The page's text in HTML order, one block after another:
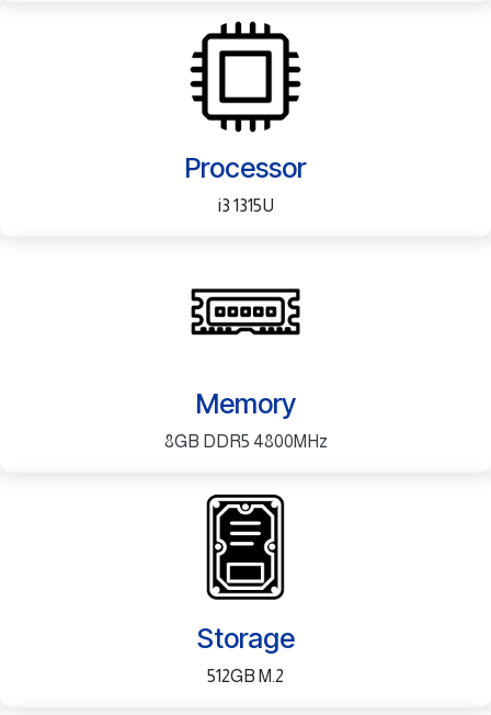
Processor
i3 1315U
Memory
8GB DDR5 4800MHz
Storage
512GB M.2